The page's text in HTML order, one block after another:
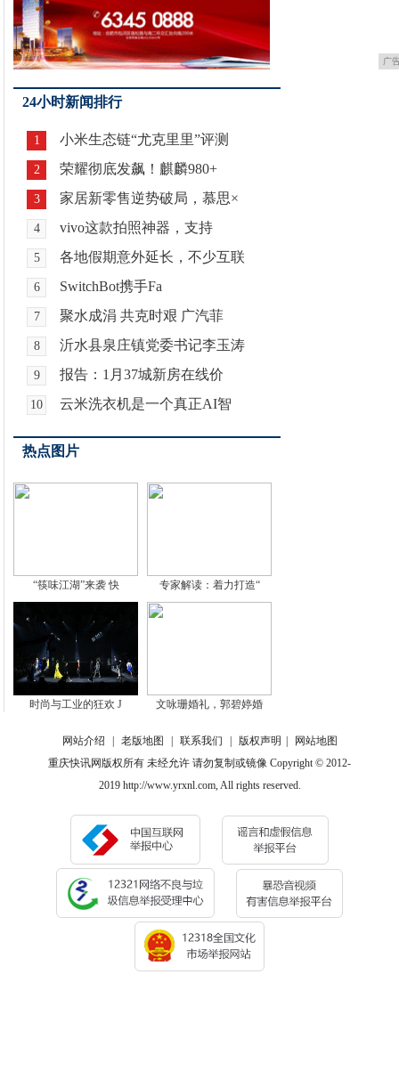
广
24小时新闻排行
1 小米生态链“尤克里里”评测
2 荣耀彻底发飙！麒麟980+
3 家居新零售逆势破局，慕思×
4 vivo这款拍照神器，支持
5 各地假期意外延长，不少互联
6 SwitchBot携手Fa
7 聚水成涓 共克时艰 广汽菲
8 沂水县泉庄镇党委书记李玉涛
9 报告：1月37城新房在线价
10 云米洗衣机是一个真正AI智
热点图片
“筷味江湖”来袭 快 专家解读：着力打造“
时尚与工业的狂欢 J 文咏珊婚礼，郭碧婷婚
网站介绍 老版地图 联系我们 版权声明
网站地图
重庆快讯网版权所有 未经允许 请勿复制或镜像 Copyright © 2012-
2019 http://www.yrxnl.com, All rights reserved.